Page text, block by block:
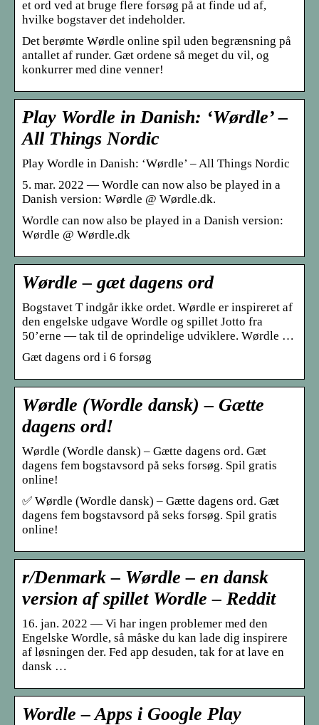
et ord ved at bruge flere forsøg på at finde ud af,
hvilke bogstaver det indeholder.
Det berømte Wørdle online spil uden begrænsning på
antallet af runder. Gæt ordene så meget du vil, og
konkurrer med dine venner!
Play Wordle in Danish: ‘Wørdle’ –
All Things Nordic
Play Wordle in Danish: ‘Wørdle’ – All Things Nordic
5. mar. 2022 — Wordle can now also be played in a
Danish version: Wørdle @ Wørdle.dk.
Wordle can now also be played in a Danish version:
Wørdle @ Wørdle.dk
Wørdle – gæt dagens ord
Bogstavet T indgår ikke ordet. Wørdle er inspireret af
den engelske udgave Wordle og spillet Jotto fra
50’erne — tak til de oprindelige udviklere. Wørdle …
Gæt dagens ord i 6 forsøg
Wørdle (Wordle dansk) – Gætte
dagens ord!
Wørdle (Wordle dansk) – Gætte dagens ord. Gæt
dagens fem bogstavsord på seks forsøg. Spil gratis
online!
✅ Wørdle (Wordle dansk) – Gætte dagens ord. Gæt
dagens fem bogstavsord på seks forsøg. Spil gratis
online!
r/Denmark – Wørdle – en dansk
version af spillet Wordle – Reddit
16. jan. 2022 — Vi har ingen problemer med den
Engelske Wordle, så måske du kan lade dig inspirere
af løsningen der. Fed app desuden, tak for at lave en
dansk …
Wordle – Apps i Google Play